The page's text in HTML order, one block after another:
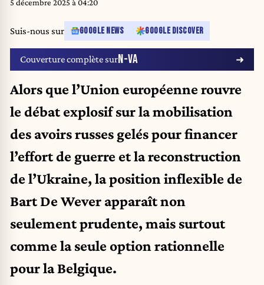
5 décembre 2025 à 04:20
Suis-nous sur GOOGLE NEWS GOOGLE DISCOVER
Couverture complète surN-VA
Alors que l’Union européenne rouvre
le débat explosif sur la mobilisation
des avoirs russes gelés pour financer
l’effort de guerre et la reconstruction
de l’Ukraine, la position inflexible de
Bart De Wever apparaît non
seulement prudente, mais surtout
comme la seule option rationnelle
pour la Belgique.